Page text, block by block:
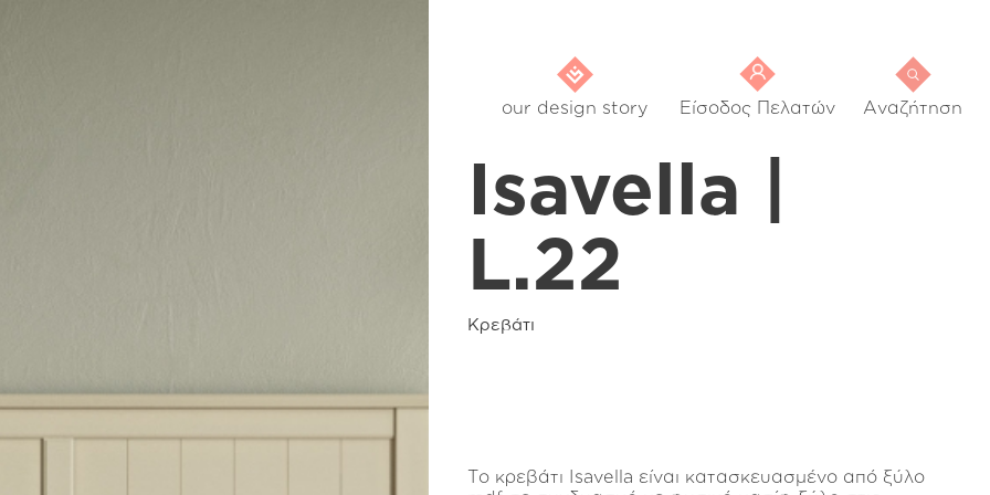
our design story Είσοδος Πελατών Αναζήτηση
Isavella |
L.22
Κρεβάτι
Το κρεβάτι Isavella είναι κατασκευασμένο από ξύλο